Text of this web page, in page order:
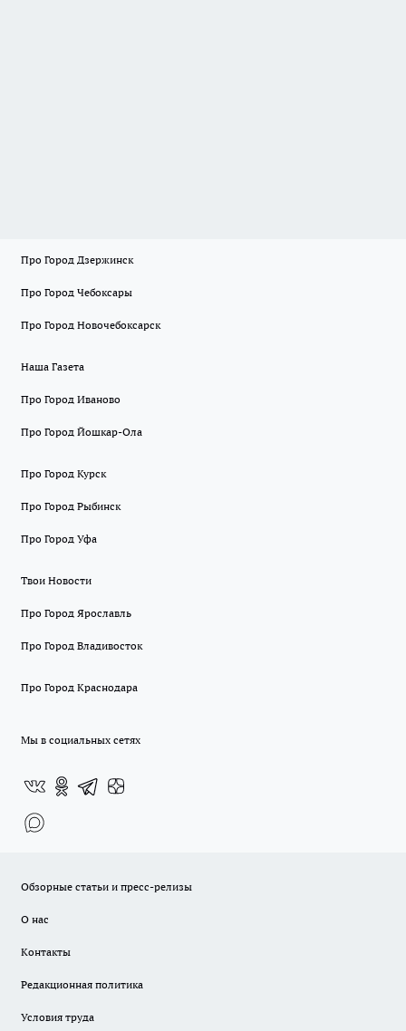
Про Город Дзержинск
Про Город Чебоксары
Про Город Новочебоксарск
Наша Газета
Про Город Иваново
Про Город Йошкар-Ола
Про Город Курск
Про Город Рыбинск
Про Город Уфа
Твои Новости
Про Город Ярославль
Про Город Владивосток
Про Город Краснодара
Мы в социальных сетях
Обзорные статьи и пресс-релизы
О нас
Контакты
Редакционная политика
Условия труда